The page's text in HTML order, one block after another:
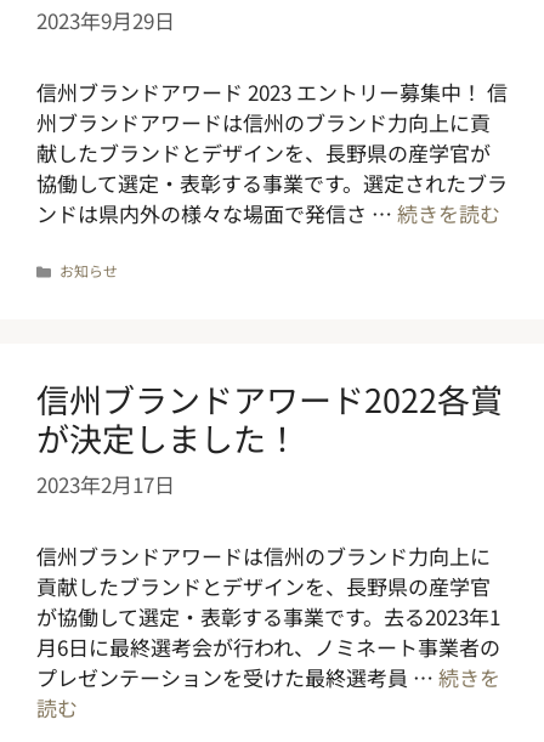
2023年9月29日
信州ブランドアワード 2023 エントリー募集中！ 信
州ブランドアワードは信州のブランド力向上に貢
献したブランドとデザインを、長野県の産学官が
協働して選定・表彰する事業です。選定されたブラ
ンドは県内外の様々な場面で発信さ … 続きを読む
カ
お知らせ
信州ブランドアワード2022各賞
が決定しました！
2023年2月17日
信州ブランドアワードは信州のブランド力向上に
貢献したブランドとデザインを、長野県の産学官
が協働して選定・表彰する事業です。去る2023年1
月6日に最終選考会が行われ、ノミネート事業者の
プレゼンテーションを受けた最終選考員 … 続きを
読む